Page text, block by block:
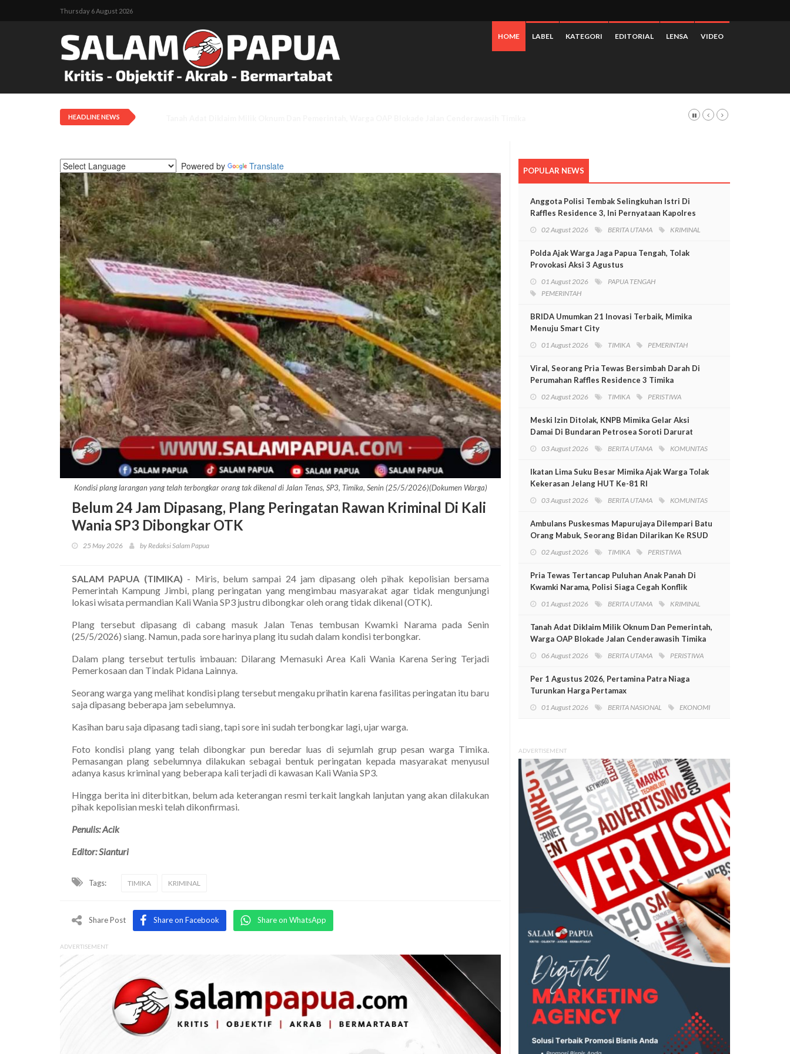
Thursday 6 August 2026
HOME LABEL KATEGORI EDITORIAL LENSA VIDEO
HEADLINE NEWS
Powered by Translate
Kondisi plang larangan yang telah terbongkar orang tak dikenal di Jalan Tenas, SP3, Timika, Senin (25/5/2026)(Dokumen Warga)
Belum 24 Jam Dipasang, Plang Peringatan Rawan Kriminal Di Kali
Wania SP3 Dibongkar OTK
25 May 2026 by Redaksi Salam Papua
SALAM PAPUA (TIMIKA) - Miris, belum sampai 24 jam dipasang oleh pihak kepolisian bersama
Pemerintah Kampung Jimbi, plang peringatan yang mengimbau masyarakat agar tidak mengunjungi
lokasi wisata permandian Kali Wania SP3 justru dibongkar oleh orang tidak dikenal (OTK).
Plang tersebut dipasang di cabang masuk Jalan Tenas tembusan Kwamki Narama pada Senin
(25/5/2026) siang. Namun, pada sore harinya plang itu sudah dalam kondisi terbongkar.
Dalam plang tersebut tertulis imbauan: Dilarang Memasuki Area Kali Wania Karena Sering Terjadi
Pemerkosaan dan Tindak Pidana Lainnya.
Seorang warga yang melihat kondisi plang tersebut mengaku prihatin karena fasilitas peringatan itu baru
saja dipasang beberapa jam sebelumnya.
Kasihan baru saja dipasang tadi siang, tapi sore ini sudah terbongkar lagi, ujar warga.
Foto kondisi plang yang telah dibongkar pun beredar luas di sejumlah grup pesan warga Timika.
Pemasangan plang sebelumnya dilakukan sebagai bentuk peringatan kepada masyarakat menyusul
adanya kasus kriminal yang beberapa kali terjadi di kawasan Kali Wania SP3.
Hingga berita ini diterbitkan, belum ada keterangan resmi terkait langkah lanjutan yang akan dilakukan
pihak kepolisian meski telah dikonfirmasi.
Penulis: Acik
Editor: Sianturi
Tags: TIMIKA KRIMINAL
Share Post Share on Facebook Share on WhatsApp
ADVERTISEMENT
POPULAR NEWS
Anggota Polisi Tembak Selingkuhan Istri Di
Raffles Residence 3, Ini Pernyataan Kapolres
02 August 2026 BERITA UTAMA KRIMINAL
Polda Ajak Warga Jaga Papua Tengah, Tolak
Provokasi Aksi 3 Agustus
01 August 2026
PAPUA TENGAH
PEMERINTAH
BRIDA Umumkan 21 Inovasi Terbaik, Mimika
Menuju Smart City
01 August 2026 TIMIKA PEMERINTAH
Viral, Seorang Pria Tewas Bersimbah Darah Di
Perumahan Raffles Residence 3 Timika
02 August 2026 TIMIKA PERISTIWA
Meski Izin Ditolak, KNPB Mimika Gelar Aksi
Damai Di Bundaran Petrosea Soroti Darurat
03 August 2026 BERITA UTAMA KOMUNITAS
Ikatan Lima Suku Besar Mimika Ajak Warga Tolak
Kekerasan Jelang HUT Ke-81 RI
03 August 2026 BERITA UTAMA KOMUNITAS
Ambulans Puskesmas Mapurujaya Dilempari Batu
Orang Mabuk, Seorang Bidan Dilarikan Ke RSUD
02 August 2026 TIMIKA PERISTIWA
Pria Tewas Tertancap Puluhan Anak Panah Di
Kwamki Narama, Polisi Siaga Cegah Konflik
01 August 2026 BERITA UTAMA KRIMINAL
Tanah Adat Diklaim Milik Oknum Dan Pemerintah,
Warga OAP Blokade Jalan Cenderawasih Timika
06 August 2026 BERITA UTAMA PERISTIWA
Per 1 Agustus 2026, Pertamina Patra Niaga
Turunkan Harga Pertamax
01 August 2026 BERITA NASIONAL EKONOMI
ADVERTISEMENT